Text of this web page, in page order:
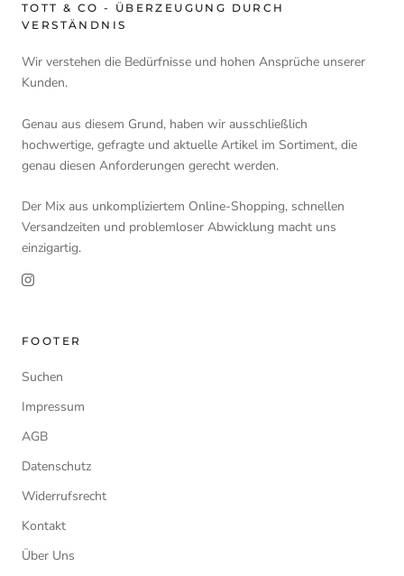
TOTT & CO - ÜBERZEUGUNG DURCH
VERSTÄNDNIS
Wir verstehen die Bedürfnisse und hohen Ansprüche unserer
Kunden.
Genau aus diesem Grund, haben wir ausschließlich
hochwertige, gefragte und aktuelle Artikel im Sortiment, die
genau diesen Anforderungen gerecht werden.
Der Mix aus unkompliziertem Online-Shopping, schnellen
Versandzeiten und problemloser Abwicklung macht uns
einzigartig.
FOOTER
Suchen
Impressum
AGB
Datenschutz
Widerrufsrecht
Kontakt
Über Uns